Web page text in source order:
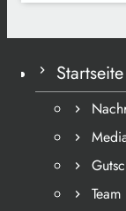
Startseite
Team